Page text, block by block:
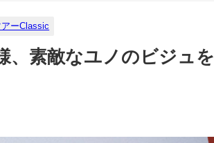
ーClassic
、素敵なユノのビジュを